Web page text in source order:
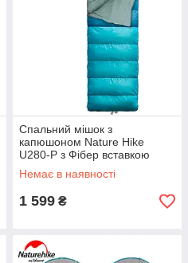
Спальний мішок з
капюшоном Nature Hike
U280-P з Фібер вставкою
(190 + 30) x75см, вага 2 кг, 3-
8C синій
Немає в наявності
1 599 ₴